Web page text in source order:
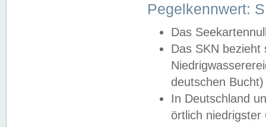
Pegelkennwert:
Das
Das SKN
deutschen
In Deutschland
örtlich